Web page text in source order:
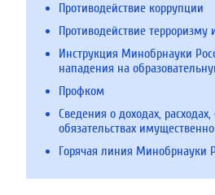
Противодействие коррупции
Противодействие терроризму
Инструкция Минобрнауки
нападения на
Профком
Сведения о доходах,
обязательствах
Горячая линия Минобрнауки